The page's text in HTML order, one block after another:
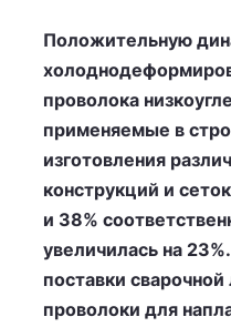
Положительную
проволока
применяемые в
изготовления
конструкций и
и 38%
увеличилась на
поставки сварочной
проволоки для